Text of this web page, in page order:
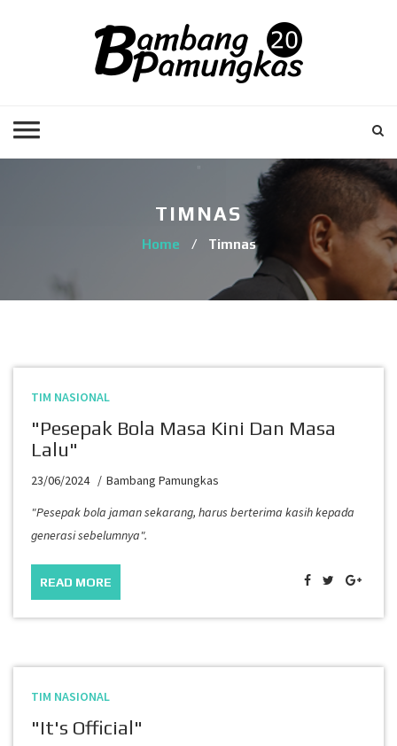
TIMNAS
Home / Timnas
TIM NASIONAL
"Pesepak Bola Masa Kini Dan Masa
Lalu"
23/06/2024
Bambang Pamungkas
"Pesepak bola jaman sekarang, harus berterima kasih kepada
generasi sebelumnya".
READ MORE
TIM NASIONAL
"It's Official"